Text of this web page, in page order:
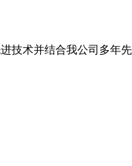
术并结合我公司多年